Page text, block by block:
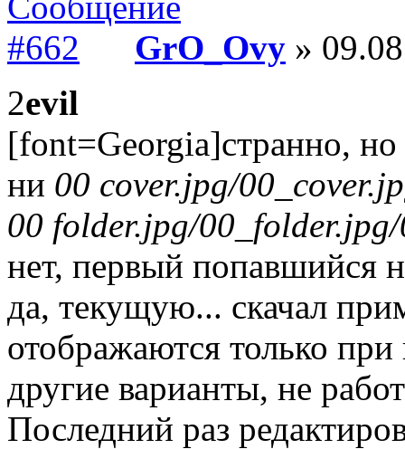
GrO_Ovy »
2evil
[font=Georgia]странно,
ни 00 cover.jpg/
00 folder.jpg/
нет, первый попавшийся
да, текущую... скачал
отображаются только
другие варианты, не
Последний раз